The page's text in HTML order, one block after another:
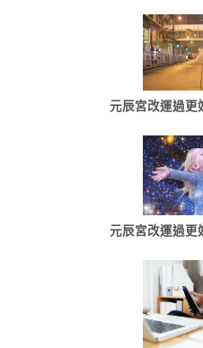
元辰宮改運過更
元辰宮改運過更